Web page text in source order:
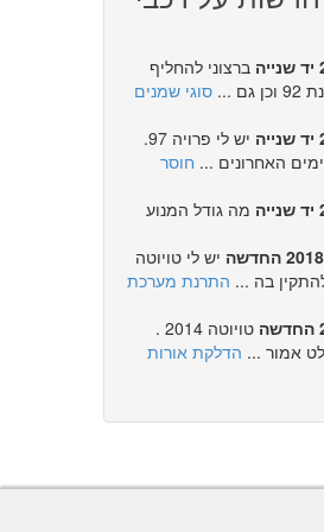
ברצוני להחליף
...
סוגי שמנים
יש לי פרויה 97.
האחרונים ... חוסר
מה גודל המנוע
יש לי טויוטה
התרנת מערכת
טויוטה 2014 .
אמור ... הדלקת אורות